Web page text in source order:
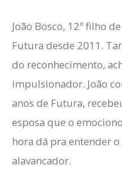
João Bosco, 12º filho
Futura desde 2011.
do reconhecimento,
impulsionador. João
anos de Futura,
esposa que o
hora dá pra entender
alavancador.